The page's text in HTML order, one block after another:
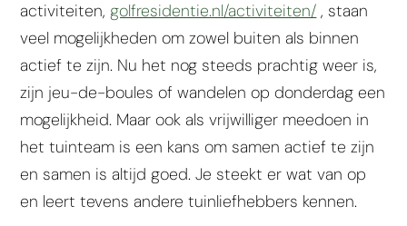
activiteiten, golfresidentie.nl/activiteiten/ , staan
veel mogelijkheden om zowel buiten als binnen
actief te zijn. Nu het nog steeds prachtig weer is,
zijn jeu-de-boules of wandelen op donderdag een
mogelijkheid. Maar ook als vrijwilliger meedoen in
het tuinteam is een kans om samen actief te zijn
en samen is altijd goed. Je steekt er wat van op
en leert tevens andere tuinliefhebbers kennen.